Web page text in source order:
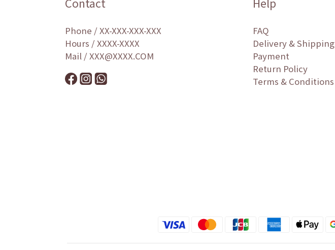
Phone / XX-XXX-XXX-XXX
Hours / XXXX-XXXX
Mail / XXX@XXXX.COM
FAQ
Delivery & Shipping
Payment
Return Policy
Terms & Conditions